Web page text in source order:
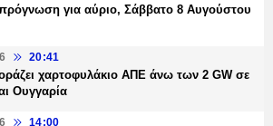
για αύριο, Σάββατο 8 Αυγούστου
20:41
χαρτοφυλάκιο ΑΠΕ άνω των 2 GW σε
Ουγγαρία
14:00